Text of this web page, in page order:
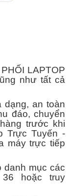
LAPTOP
như tất cả
an toàn
đáo, chuyển
trước khi
Trực Tuyến -
máy trực tiếp
mục các
hoặc truy